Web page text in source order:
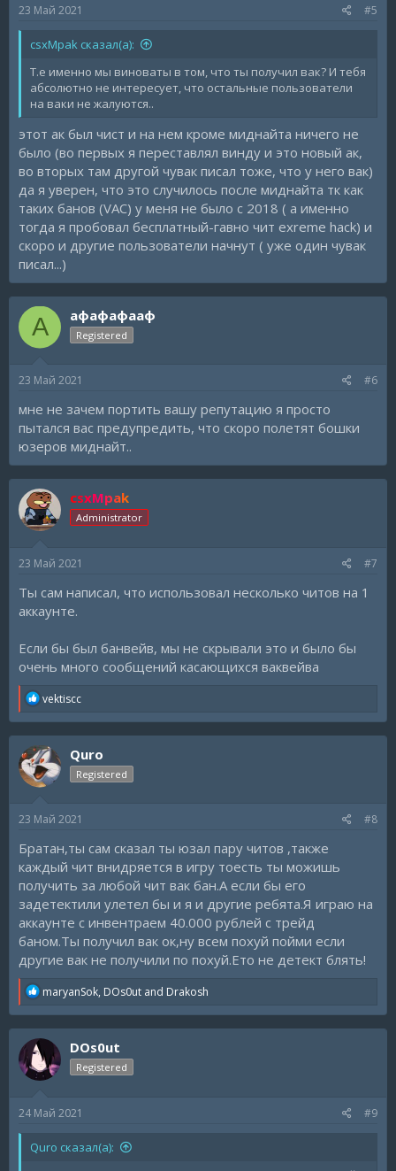
23 Май 2021 #5
csxMpak сказал(а):
Т.е именно мы виноваты в том, что ты получил вак? И тебя
абсолютно не интересует, что остальные пользователи
на ваки не жалуются..
этот ак был чист и на нем кроме миднайта ничего не
было (во первых я переставлял винду и это новый ак,
во вторых там другой чувак писал тоже, что у него вак)
да я уверен, что это случилось после миднайта тк как
таких банов (VAC) у меня не было с 2018 ( а именно
тогда я пробовал бесплатный-гавно чит exreme hack) и
скоро и другие пользователи начнут ( уже один чувак
писал...)
А афафафааф
Registered
23 Май 2021 #6
мне не зачем портить вашу репутацию я просто
пытался вас предупредить, что скоро полетят бошки
юзеров миднайт..
csxMpak
Administrator
23 Май 2021 #7
Ты сам написал, что использовал несколько читов на 1
аккаунте.
Если бы был банвейв, мы не скрывали это и было бы
очень много сообщений касающихся ваквейва
R
a
c
t
i
o
:
vektiscc
Quro
Registered
23 Май 2021 #8
Братан,ты сам сказал ты юзал пару читов ,также
каждый чит внидряется в игру тоесть ты можишь
получить за любой чит вак бан.А если бы его
задетектили улетел бы и я и другие ребята.Я играю на
аккаунте с инвентраем 40.000 рублей с трейд
баном.Ты получил вак ок,ну всем похуй пойми если
другие вак не получили по похуй.Ето не детект блять!
R
a
c
i
o
:
maryanSok, DOs0ut and Drakosh
DOs0ut
Registered
24 Май 2021 #9
Quro сказал(а):